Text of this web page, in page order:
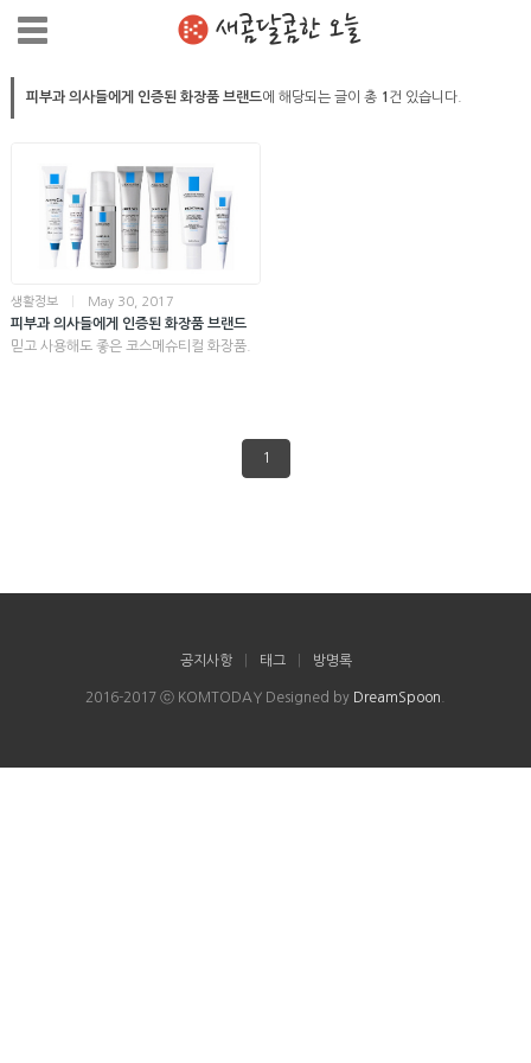
새콤달콤한 오늘
피부과 의사들에게 인증된 화장품 브랜드에 해당되는 글이 총 1 건 있습니다.
생활정보 May 30, 2017
피부과 의사들에게 인증된 화장품 브랜드
믿고 사용해도 좋은 코스메슈티컬 화장품.
1
공지사항 태그 방명록
2016-2017 ⓒ KOMTODAY Designed by DreamSpoon